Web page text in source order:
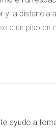
y la distancia
a un piso en
Además, se
otros
te ayudo a